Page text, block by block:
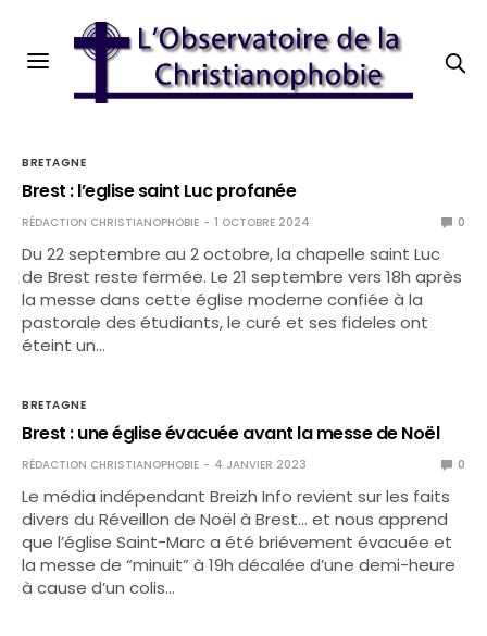
BRETAGNE
Brest : l’eglise saint Luc profanée
RÉDACTION CHRISTIANOPHOBIE 1 OCTOBRE 2024 0
Du 22 septembre au 2 octobre, la chapelle saint Luc
de Brest reste fermée. Le 21 septembre vers 18h après
la messe dans cette église moderne confiée à la
pastorale des étudiants, le curé et ses fideles ont
éteint un…
BRETAGNE
Brest : une église évacuée avant la messe de Noël
RÉDACTION CHRISTIANOPHOBIE 4 JANVIER 2023 0
Le média indépendant Breizh Info revient sur les faits
divers du Réveillon de Noël à Brest… et nous apprend
que l’église Saint-Marc a été briévement évacuée et
la messe de “minuit” à 19h décalée d’une demi-heure
à cause d’un colis…